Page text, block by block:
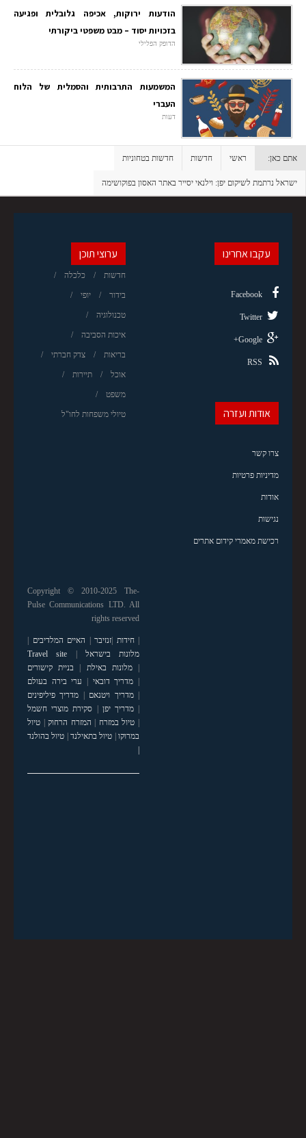
הודעות ירוקות, אכיפה גלובלית ופגיעה
בזכויות יסוד – מבט משפטי ביקורתי
הדופק הפלילי
המשמעות התרבותית והסמלית של הלוח
העברי
דעות
אתם כאן: ראשי חדשות חדשות בטחוניות
ישראל נרתמת לשיקום יפן: וילנאי יסייר באתר האסון בפוקושימה
ערוצי תוכן
חדשות כלכלה
בידור יופי
טכנולוגיה
איכות הסביבה
בריאות צדק חברתי
אוכל תיירות
משפט
טיולי משפחות לחו"ל
עקבו אחרינו
Facebook
Twitter
Google+
RSS
אודות ועזרה
צרו קשר
מדיניות פרטיות
אודות
נגישות
רכישת מאמרי קידום אתרים
Copyright © 2010-2025 The-
Pulse Communications LTD. All
rights reserved
|חידות |זנזיבר | האיים המלדיבים |
מלונות בישראל |
Travel site
|מלונות באילת | בניית קישורים
| מדריך דובאי | ערי בירה בעולם
|מדריך ויטנאם | מדריך פיליפינים
|מדריך יפן | סקירת מוצרי חשמל
| טיול במזרח | המזרח הרחוק| טיול
במרוקו| טיול בתאילנד| טיול בהולנד
|